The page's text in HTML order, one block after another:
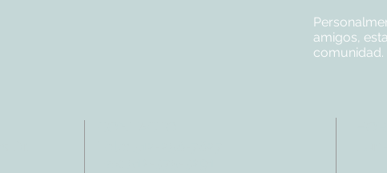
amigos,
comunidad.